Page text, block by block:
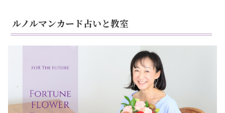
ルノルマンカード占いと教室